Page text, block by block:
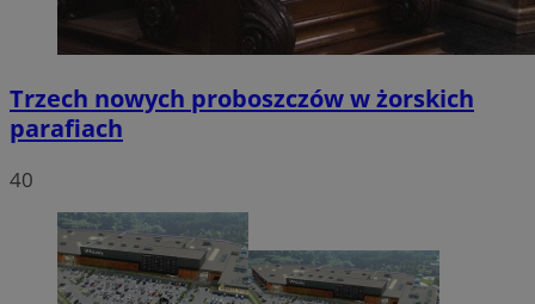
Trzech nowych proboszczów w żorskich
parafiach
40